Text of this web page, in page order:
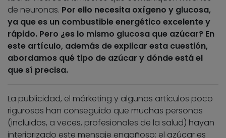
de neuronas. Por ello necesita oxígeno y glucosa,
ya que es un combustible energético excelente y
rápido. Pero ¿es lo mismo glucosa que azúcar? En
este artículo, además de explicar esta cuestión,
abordamos qué tipo de azúcar y dónde está el
que sí precisa.
La publicidad, el márketing y algunos artículos poco
rigurosos han conseguido que muchas personas
(incluidos, a veces, profesionales de la salud) hayan
interiorizado este mensaje engañoso: el azúcar es